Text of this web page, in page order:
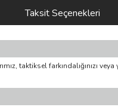
Taksit Seçenekleri
taktiksel farkındalığınızı